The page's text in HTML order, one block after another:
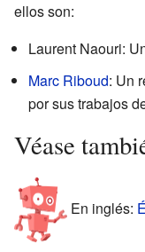
ellos son:
Laurent Naouri:
Marc Riboud: Un
por sus trabajos
Véase
En inglés: